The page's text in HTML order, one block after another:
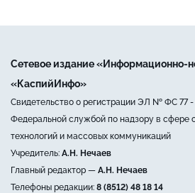
Сетевое издание «Информационно-
«КаспийИнфо»
Свидетельство о регистрации ЭЛ № ФС 77 -
Федеральной службой по надзору в сфере
технологий и массовых коммуникаций
Учредитель: А.Н. Нечаев
Главный редактор — А.Н. Нечаев
Телефоны редакции: 8 (8512) 48 18 14